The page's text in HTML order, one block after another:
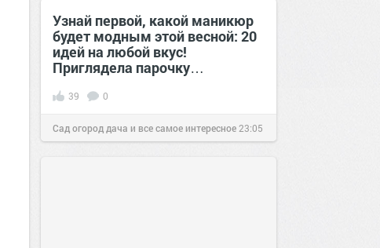
Узнай первой, какой маникюр
будет модным этой весной: 20
идей на любой вкус!
Приглядела парочку…
39 0
Сад огород дача и все самое интересное 23:05